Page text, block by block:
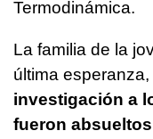
Termodinámica.
La familia de la
última esperanza,
investigación a
fueron absueltos